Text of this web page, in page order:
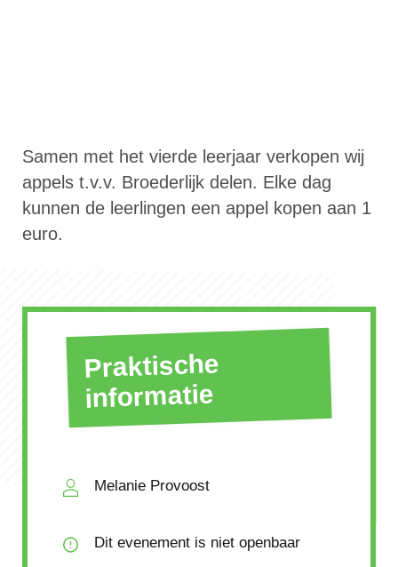
Samen met het vierde leerjaar verkopen wij
appels t.v.v. Broederlijk delen. Elke dag
kunnen de leerlingen een appel kopen aan 1
euro.
Praktische
informatie
Melanie Provoost
Dit evenement is niet openbaar